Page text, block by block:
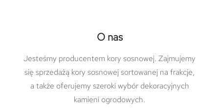
O nas
Jesteśmy producentem kory sosnowej. Zajmujemy
się sprzedażą kory sosnowej sortowanej na frakcje,
a także oferujemy szeroki wybór dekoracyjnych
kamieni ogrodowych.